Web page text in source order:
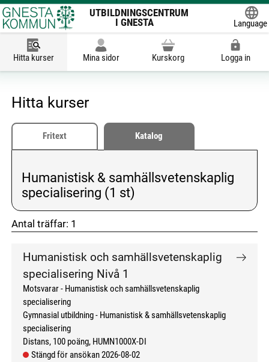
UTBILDNINGSCENTRUM
I GNESTA
Language
Hitta kurser Mina sidor Kurskorg Logga in
Hitta kurser
Fritext Katalog
Vald kategori:
Humanistisk & samhällsvetenskaplig
specialisering (1 st)
Antal träffar: 1
don't click me don't click me
Humanistisk och samhällsvetenskaplig
specialisering Nivå 1
Motsvarar - Humanistisk och samhällsvetenskaplig
specialisering
Gymnasial utbildning
Humanistisk & samhällsvetenskaplig
specialisering
Distans 100 poäng HUMN1000X-DI
Stängd för ansökan 2026-08-02